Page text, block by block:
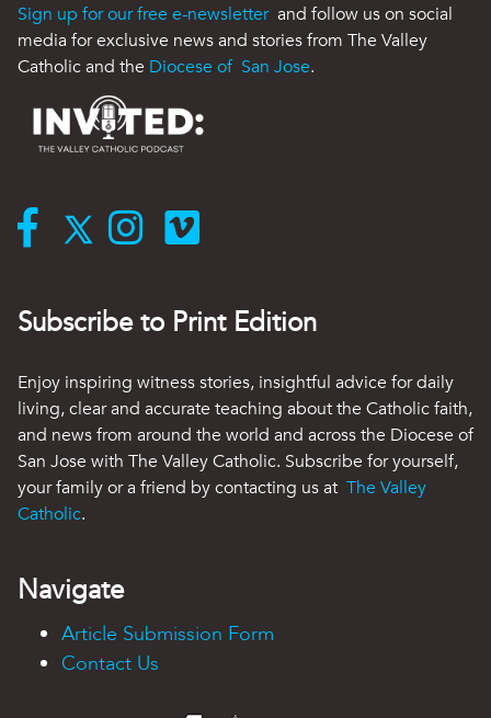
Sign up for our free e-newsletter and follow us on social
media for exclusive news and stories from The Valley
Catholic and the Diocese of San Jose.
Subscribe to Print Edition
Enjoy inspiring witness stories, insightful advice for daily
living, clear and accurate teaching about the Catholic faith,
and news from around the world and across the Diocese of
San Jose with The Valley Catholic. Subscribe for yourself,
your family or a friend by contacting us at The Valley
Catholic.
Navigate
Article Submission Form
Contact Us